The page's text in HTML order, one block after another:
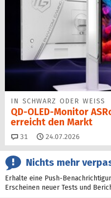
IN SCHWARZ ODER WEISS
QD-OLED-Monitor
erreicht den Markt
31 Kommentare
24.07.2026
Nichts mehr
Erhalte eine Push-
Erscheinen neuer Tests und